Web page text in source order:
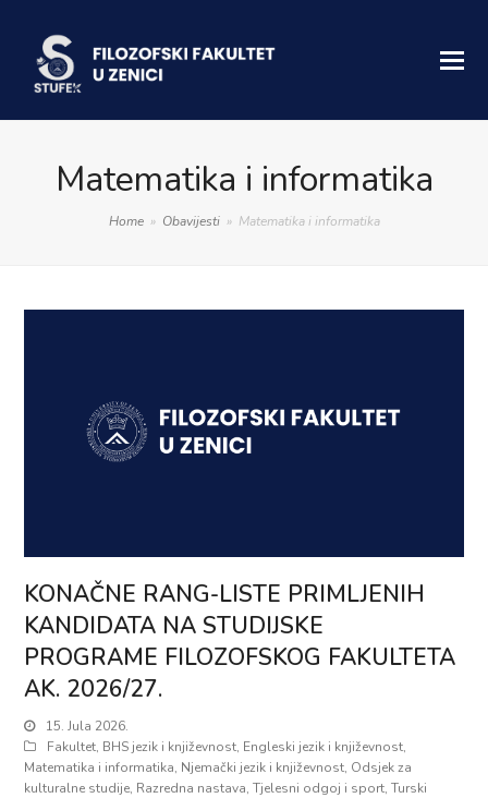
Matematika i informatika
Home » Obavijesti » Matematika i informatika
KONAČNE RANG-LISTE PRIMLJENIH
KANDIDATA NA STUDIJSKE
PROGRAME FILOZOFSKOG FAKULTETA
AK. 2026/27.
15. Jula 2026.
Fakultet, BHS jezik i književnost, Engleski jezik i književnost,
Matematika i informatika, Njemački jezik i književnost, Odsjek za
kulturalne studije, Razredna nastava,Tjelesni odgoj i sport,Turski